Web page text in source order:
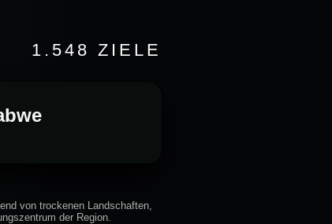
1.548 ZIELE
von trockenen Landschaften,
der Region.